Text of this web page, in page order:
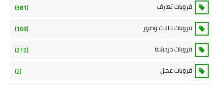
قروبات تعارف (381)
قروبات حالات وصور (169)
قروبات دردشة (212)
قروبات عمل (2)